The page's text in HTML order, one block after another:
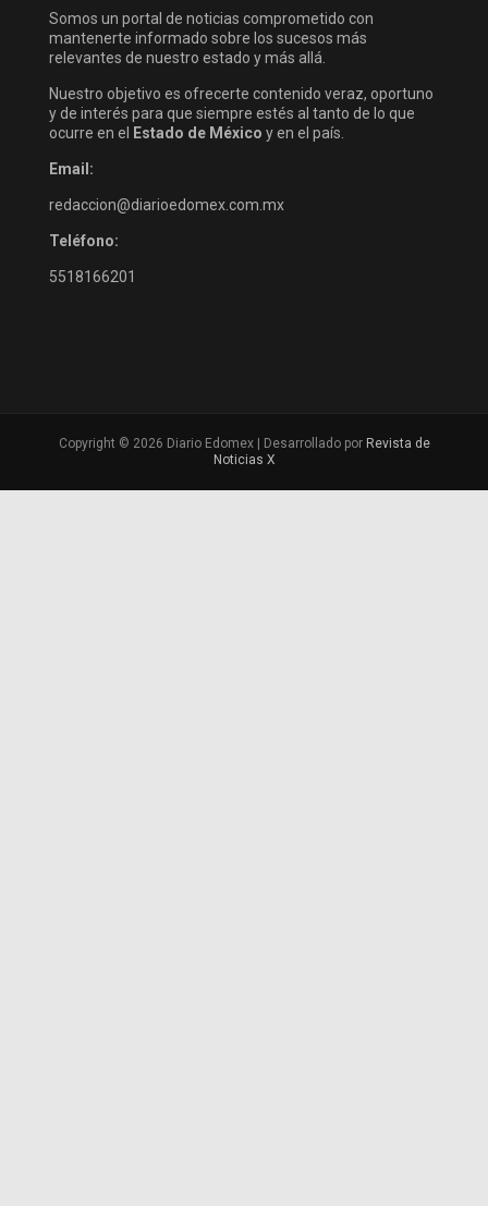
Somos un portal de noticias comprometido con
mantenerte informado sobre los sucesos más
relevantes de nuestro estado y más allá.
Nuestro objetivo es ofrecerte contenido veraz, oportuno
y de interés para que siempre estés al tanto de lo que
ocurre en el
Estado de México y en el país.
Email:
redaccion@diarioedomex.com.mx
Teléfono:
5518166201
Copyright © 2026 Diario Edomex | Desarrollado por Revista de
Noticias X